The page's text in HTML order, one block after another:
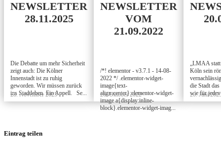
NEWSLETTER
28.11.2025
Die Debatte um mehr Sicherheit
zeigt auch: Die Kölner
Innenstadt ist zu ruhig
geworden. Wir müssen zurück
ins Stadtleben. Ein Appell. Se...
28. November 2025
NEWSLETTER
VOM
21.09.2022
/*! elementor - v3.7.1 - 14-08-
2022 */ .elementor-widget-
image{text-
align:center}.elementor-widget-
image a{display:inline-
block}.elementor-widget-imag...
26. Oktober 2022
„LMAA
Köln sein
die Stadt
wie für
20. Juni
Eintrag teilen